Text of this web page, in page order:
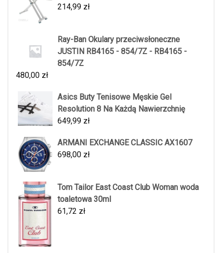
214,99 zł
Ray-Ban Okulary przeciwsłoneczne
JUSTIN RB4165 - 854/7Z - RB4165 -
854/7Z
480,00 zł
Asics Buty Tenisowe Męskie Gel
Resolution 8 Na Każdą Nawierzchnię
649,99 zł
ARMANI EXCHANGE CLASSIC AX1607
698,00 zł
Tom Tailor East Coast Club Woman woda
toaletowa 30ml
61,72 zł